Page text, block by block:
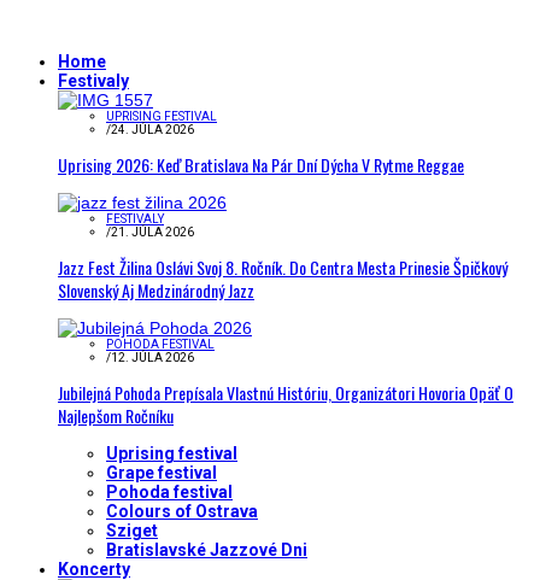
Home
Festivaly
UPRISING FESTIVAL
/24. JÚLA 2026
Uprising 2026: Keď Bratislava Na Pár Dní Dýcha V Rytme Reggae
FESTIVALY
/21. JÚLA 2026
Jazz Fest Žilina Oslávi Svoj 8. Ročník. Do Centra Mesta Prinesie Špičkový
Slovenský Aj Medzinárodný Jazz
POHODA FESTIVAL
/12. JÚLA 2026
Jubilejná Pohoda Prepísala Vlastnú Históriu, Organizátori Hovoria Opäť O
Najlepšom Ročníku
Uprising festival
Grape festival
Pohoda festival
Colours of Ostrava
Sziget
Bratislavské Jazzové Dni
Koncerty